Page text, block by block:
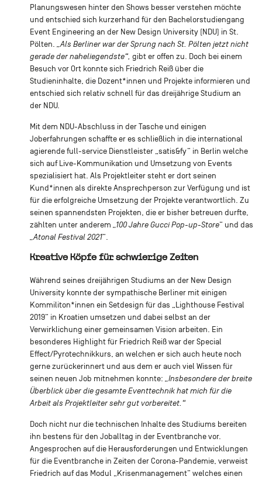
Planungswesen hinter den Shows besser verstehen möchte
und entschied sich kurzerhand für den Bachelorstudiengang
Event Engineering an der New Design University (NDU) in St.
Pölten. „Als Berliner war der Sprung nach St. Pölten jetzt nicht
gerade der naheliegendste“, gibt er offen zu. Doch bei einem
Besuch vor Ort konnte sich Friedrich Reiß über die
Studieninhalte, die Dozent*innen und Projekte informieren und
entschied sich relativ schnell für das dreijährige Studium an
der NDU.
Mit dem NDU-Abschluss in der Tasche und einigen
Joberfahrungen schaffte er es schließlich in die international
agierende full-service Dienstleister „satis&fy“ in Berlin welche
sich auf Live-Kommunikation und Umsetzung von Events
spezialisiert hat. Als Projektleiter steht er dort seinen
Kund*innen als direkte Ansprechperson zur Verfügung und ist
für die erfolgreiche Umsetzung der Projekte verantwortlich. Zu
seinen spannendsten Projekten, die er bisher betreuen durfte,
zählten unter anderem „100 Jahre Gucci Pop-up-Store“ und das
„Atonal Festival 2021“.
Kreative Köpfe für schwierige Zeiten
Während seines dreijährigen Studiums an der New Design
University konnte der sympathische Berliner mit einigen
Kommiliton*innen ein Setdesign für das „Lighthouse Festival
2019“ in Kroatien umsetzen und dabei selbst an der
Verwirklichung einer gemeinsamen Vision arbeiten. Ein
besonderes Highlight für Friedrich Reiß war der Special
Effect/Pyrotechnikkurs, an welchen er sich auch heute noch
gerne zurückerinnert und aus dem er auch viel Wissen für
seinen neuen Job mitnehmen konnte:
„Insbesondere der breite
Überblick über die gesamte Eventtechnik hat mich für die
Arbeit als Projektleiter sehr gut vorbereitet.“
Doch nicht nur die technischen Inhalte des Studiums bereiten
ihn bestens für den Joballtag in der Eventbranche vor.
Angesprochen auf die Herausforderungen und Entwicklungen
für die Eventbranche in Zeiten der Corona-Pandemie, verweist
Friedrich auf das Modul „Krisenmanagement“ welches einen